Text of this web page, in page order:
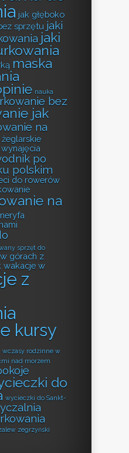
jak głęboko
sprzętu jaki
jaki
maska
nauka
bez
jak
na
po
polskim
do rowerów
na
sprzęt do
górach z
wakacje w
z
kursy
wczasy rodzinne w
nad morzem
do
wycieczki do Sankt-
zegrzyński